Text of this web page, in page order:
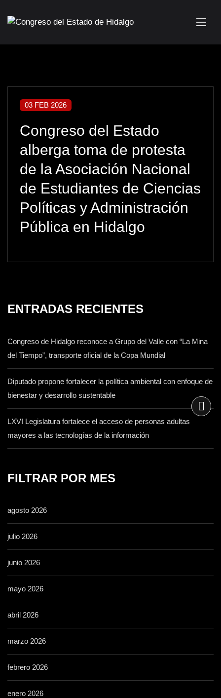
03 FEB 2026
Congreso del Estado
alberga toma de protesta
de la Asociación Nacional
de Estudiantes de Ciencias
Políticas y Administración
Pública en Hidalgo
ENTRADAS RECIENTES
Congreso de Hidalgo reconoce a Grupo del Valle con “La Mina
del Tiempo”, transporte oficial de la Copa Mundial
Diputado propone fortalecer la política ambiental con enfoque de
bienestar y desarrollo sustentable
LXVI Legislatura fortalece el acceso de personas adultas
mayores a las tecnologías de la información
FILTRAR POR MES
agosto 2026
julio 2026
junio 2026
mayo 2026
abril 2026
marzo 2026
febrero 2026
enero 2026